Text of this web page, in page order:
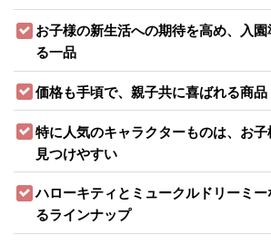
お子様の新生活への期待を高め、入園
る一品
価格も手頃で、親子共に喜ばれる商品
特に人気のキャラクターものは、お
見つけやすい
ハローキティとミュークルドリーミ
るラインナップ